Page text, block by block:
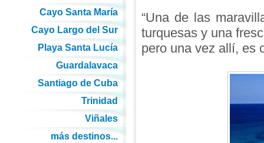
“Una de las
turquesas y una
pero una vez allí, es
Cayo Santa María
Cayo Largo del Sur
Playa Santa Lucía
Guardalavaca
Santiago de Cuba
Trinidad
Viñales
más destinos...